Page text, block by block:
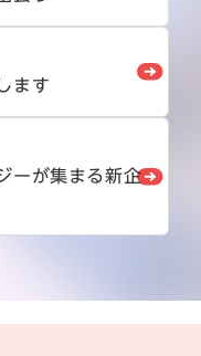
ます
ーが集まる新企